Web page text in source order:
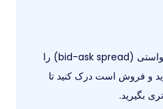
اسپرد قیمت پیشنهادی-درخواستی (bid-ask spread) را
و فروش است درک کنید تا
بگیرید.